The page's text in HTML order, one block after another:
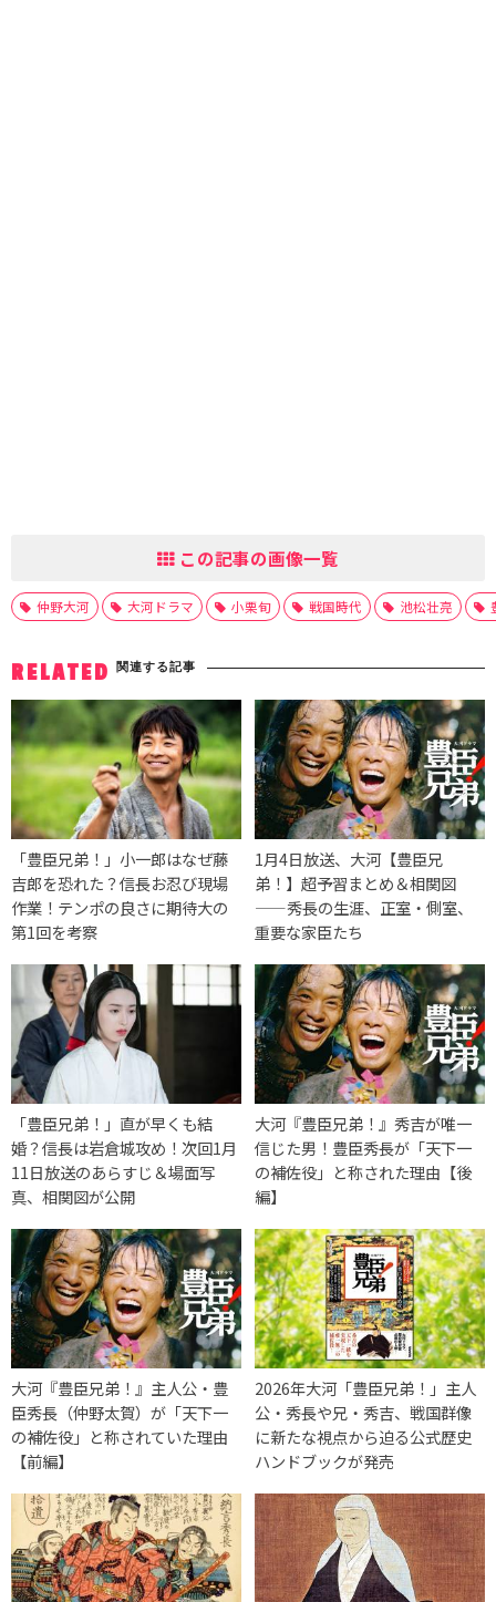
この記事の画像一覧
仲野大河 大河ドラマ 小栗旬 戦国時代 池松壮亮
RELATED 関連する記事
「豊臣兄弟！」小一郎はなぜ藤
吉郎を恐れた？信長お忍び現場
作業！テンポの良さに期待大の
第1回を考察
1月4日放送、大河【豊臣兄
弟！】超予習まとめ＆相関図
——秀長の生涯、正室・側室、
重要な家臣たち
「豊臣兄弟！」直が早くも結
婚？信長は岩倉城攻め！次回1月
11日放送のあらすじ＆場面写
真、相関図が公開
大河『豊臣兄弟！』秀吉が唯一
信じた男！豊臣秀長が「天下一
の補佐役」と称された理由【後
編】
大河『豊臣兄弟！』主人公・豊
臣秀長（仲野太賀）が「天下一
の補佐役」と称されていた理由
【前編】
2026年大河「豊臣兄弟！」主人
公・秀長や兄・秀吉、戦国群像
に新たな視点から迫る公式歴史
ハンドブックが発売